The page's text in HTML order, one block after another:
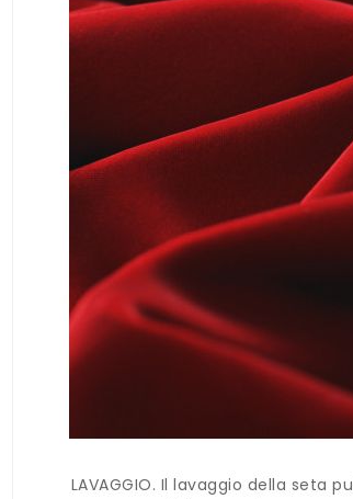
LAVAGGIO. Il lavaggio della seta